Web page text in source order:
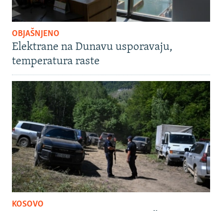
OBJAŠNJENO
Elektrane na Dunavu usporavaju,
temperatura raste
KOSOVO